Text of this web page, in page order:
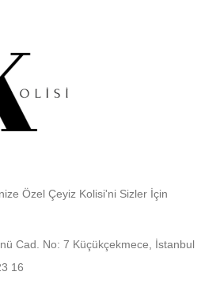
Özel Çeyiz Kolisi'ni Sizler İçin
Cad. No: 7 Küçükçekmece, İstanbul
16